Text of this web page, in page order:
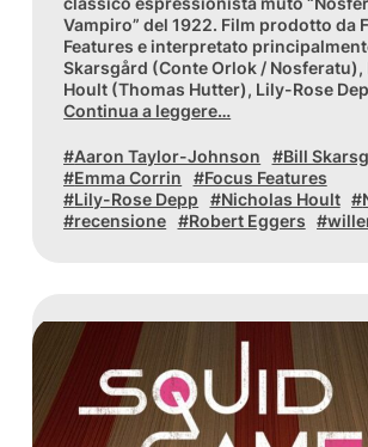
Vampiro” del 1922. Film prodotto da
Features e interpretato
Skarsgård (Conte Orlok / Nosferatu),
Hoult (Thomas Hutter), Lily-Rose
Continua a leggere…
Aaron Taylor-Johnson
Bill
Emma Corrin
Focus Features
Lily-Rose Depp
Nicholas Hoult
recensione
Robert Eggers